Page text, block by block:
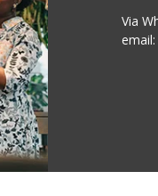
Via
email: